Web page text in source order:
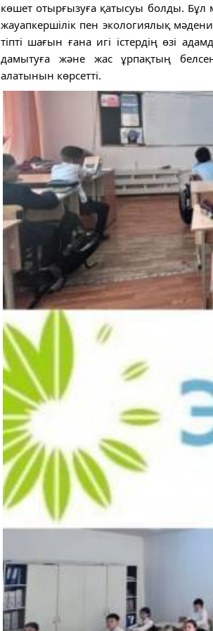
көшет отырғызуға қатысуы болды. Бұл
жауапкершілік пен экологиялық
тіпті шағын ғана игі істердің өзі
дамытуға және жас ұрпақтың
алатынын көрсетті.